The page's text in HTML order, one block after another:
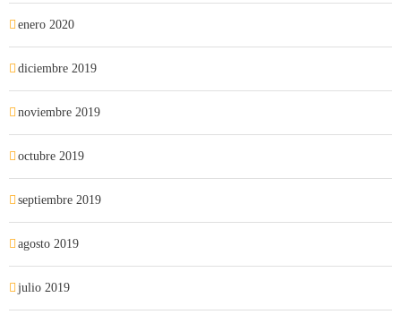
enero 2020
diciembre 2019
noviembre 2019
octubre 2019
septiembre 2019
agosto 2019
julio 2019